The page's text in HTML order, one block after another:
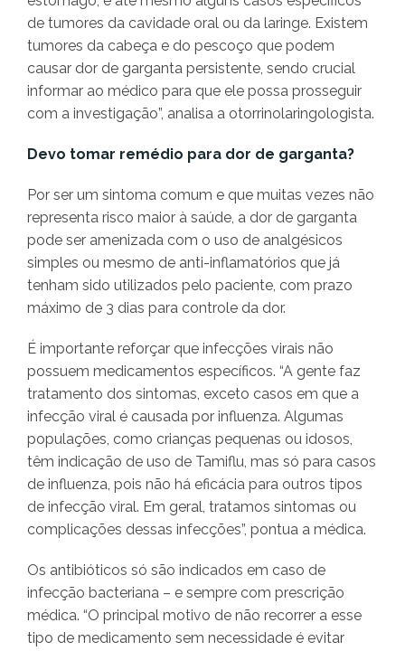
de tumores da cavidade oral ou da laringe. Existem
tumores da cabeça e do pescoço que podem
causar dor de garganta persistente, sendo crucial
informar ao médico para que ele possa prosseguir
com a investigação”, analisa a otorrinolaringologista.
Devo tomar remédio para dor de garganta?
Por ser um sintoma comum e que muitas vezes não
representa risco maior à saúde, a dor de garganta
pode ser amenizada com o uso de analgésicos
simples ou mesmo de anti-inflamatórios que já
tenham sido utilizados pelo paciente, com prazo
máximo de 3 dias para controle da dor.
É importante reforçar que infecções virais não
possuem medicamentos específicos. “A gente faz
tratamento dos sintomas, exceto casos em que a
infecção viral é causada por influenza. Algumas
populações, como crianças pequenas ou idosos,
têm indicação de uso de Tamiflu, mas só para casos
de influenza, pois não há eficácia para outros tipos
de infecção viral. Em geral, tratamos sintomas ou
complicações dessas infecções”, pontua a médica.
Os antibióticos só são indicados em caso de
infecção bacteriana – e sempre com prescrição
médica. “O principal motivo de não recorrer a esse
tipo de medicamento sem necessidade é evitar